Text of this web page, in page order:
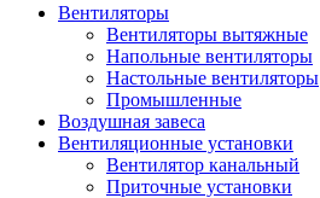
Вентиляторы
Вентиляторы вытяжные
Напольные вентиляторы
Настольные вентиляторы
Промышленные
Воздушная завеса
Вентиляционные установки
Вентилятор канальный
Приточные установки